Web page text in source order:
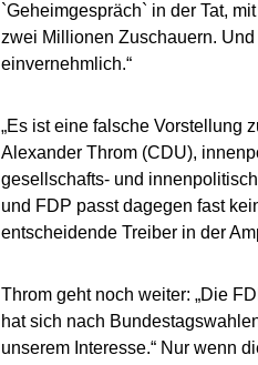
`Geheimgespräch` in der Tat,
zwei Millionen Zuschauern.
einvernehmlich.“
„Es ist eine falsche Vorstellung
Alexander Throm (CDU),
gesellschafts- und
und FDP passt dagegen fast
entscheidende Treiber in der
Throm geht noch weiter: „Die
hat sich nach
unserem Interesse.“ Nur wenn